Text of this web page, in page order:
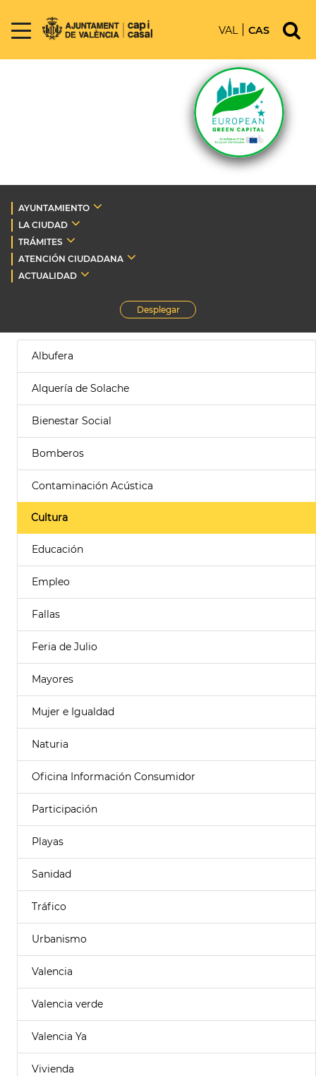
VAL CAS
AYUNTAMIENTO
LA CIUDAD
TRÁMITES
ATENCIÓN CIUDADANA
ACTUALIDAD
Desplegar
Albufera
Alquería de Solache
Bienestar Social
Bomberos
Contaminación Acústica
Cultura
Educación
Empleo
Fallas
Feria de Julio
Mayores
Mujer e Igualdad
Naturia
Oficina Información Consumidor
Participación
Playas
Sanidad
Tráfico
Urbanismo
Valencia
Valencia verde
Valencia Ya
Vivienda